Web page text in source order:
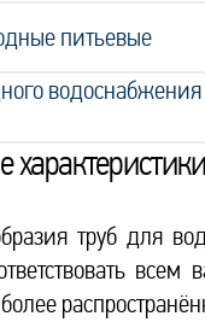
питьевые
труб для